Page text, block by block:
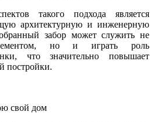
такого подхода является
архитектурную и инженерную
забор может служить не
но и играть роль
что значительно повышает
постройки.
свой дом